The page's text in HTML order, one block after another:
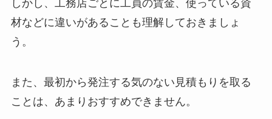
しかし、工務店ごとに工員の賃金、使っている資
材などに違いがあることも理解しておきましょ
う。
また、最初から発注する気のない見積もりを取る
ことは、あまりおすすめできません。